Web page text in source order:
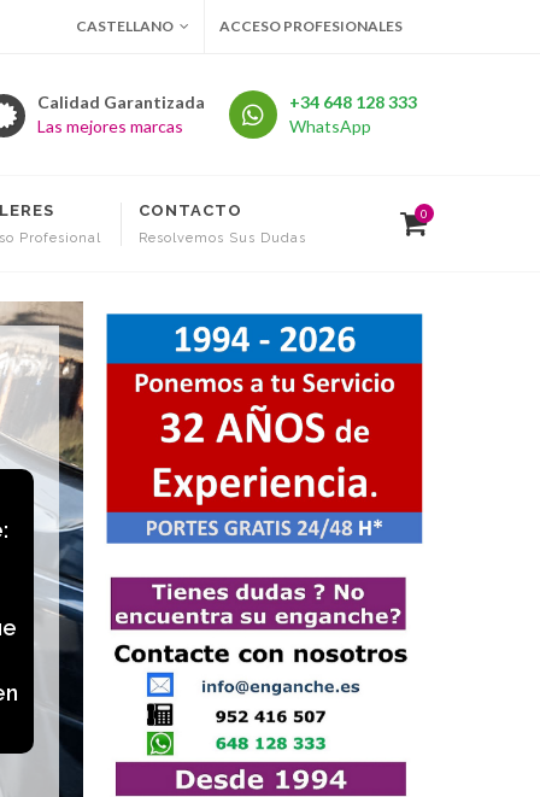
CASTELLANO ACCESO PROFESIONALES
Calidad Garantizada
Las mejores marcas
+34 648 128 333
WhatsApp
Profesional
CONTACTO
Resolvemos Sus Dudas
0
: